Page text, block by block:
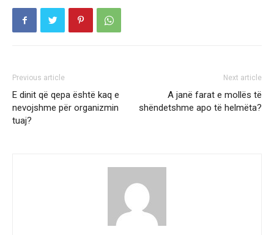
Previous article
E dinit që qepa është kaq e
nevojshme për organizmin
tuaj?
Next article
A janë farat e mollës të
shëndetshme apo të helmëta?